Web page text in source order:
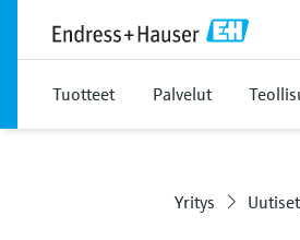
Tuotteet Palvelut
Yritys